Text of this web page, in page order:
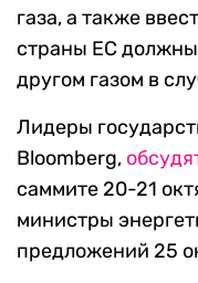
газа, а также
страны ЕС должны
другом газом в
Лидеры
Bloomberg,
саммите 20-21
министры
предложений 25